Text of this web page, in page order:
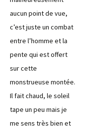
aucun point de vue,
c’est juste un combat
entre l’homme et la
pente qui est offert
sur cette
monstrueuse montée.
Il fait chaud, le soleil
tape un peu mais je
me sens très bien et